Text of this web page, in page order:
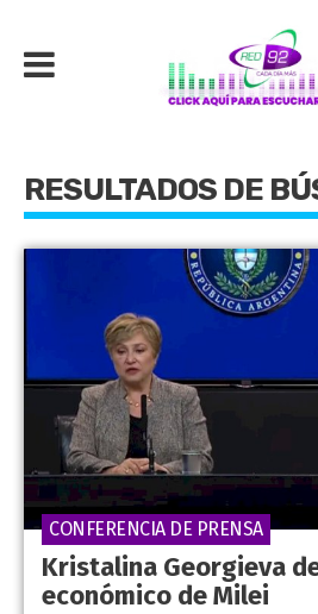
RESULTADOS DE
Kristalina Georgieva
económico de Milei
CONFERENCIA DE PRENSA